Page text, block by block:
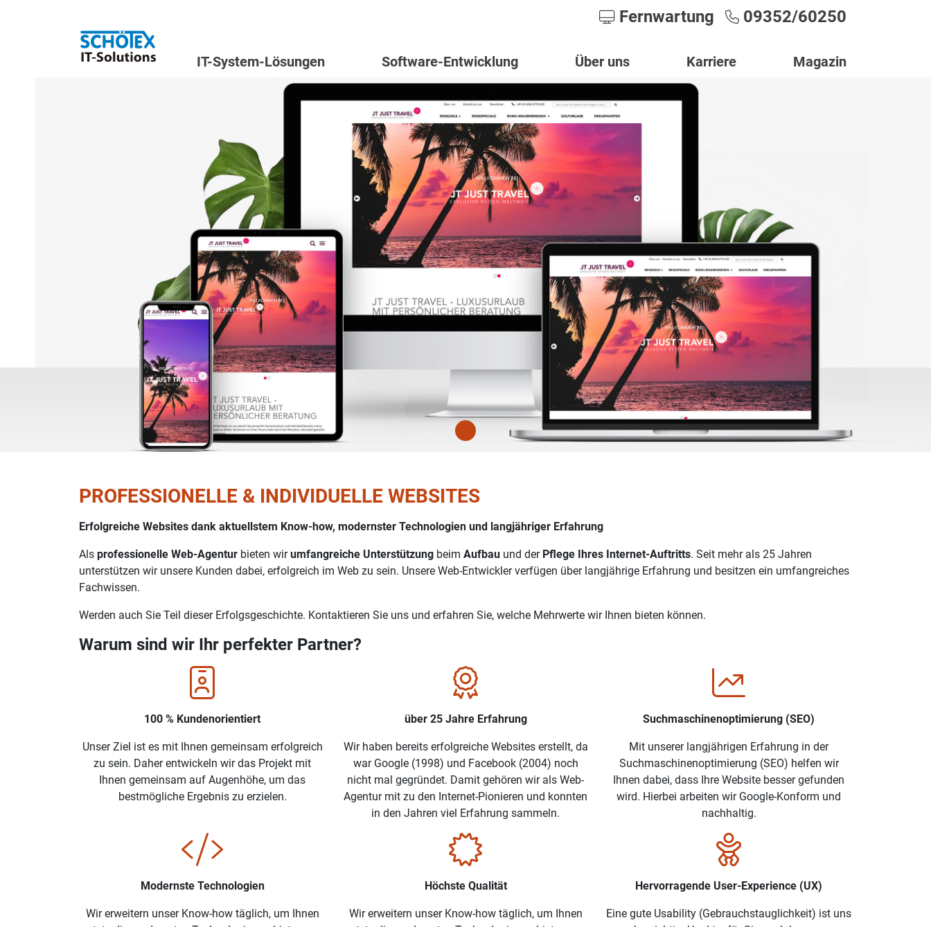
Fernwartung 09352/60250
IT-System-Lösungen Software-Entwicklung Über uns Karriere Magazin
PROFESSIONELLE & INDIVIDUELLE WEBSITES
Erfolgreiche Websites dank aktuellstem Know-how, modernster Technologien und langjähriger Erfahrung
Als professionelle Web-Agentur bieten wirumfangreiche Unterstützung beim Aufbau und der Pflege Ihres Internet-Auftritts. Seit mehr als 25 Jahren
unterstützen wir unsere Kunden dabei, erfolgreich im Web zu sein. Unsere Web-Entwickler verfügen über langjährige Erfahrung und besitzen ein umfangreiches
Fachwissen.
Werden auch Sie Teil dieser Erfolgsgeschichte. Kontaktieren Sie uns und erfahren Sie, welche Mehrwerte wir Ihnen bieten können.
Warum sind wir Ihr perfekter Partner?
100 % Kundenorientiert
Unser Ziel ist es mit Ihnen gemeinsam erfolgreich
zu sein. Daher entwickeln wir das Projekt mit
Ihnen gemeinsam auf Augenhöhe, um das
bestmögliche Ergebnis zu erzielen.
über 25 Jahre Erfahrung
Wir haben bereits erfolgreiche Websites erstellt, da
war Google (1998) und Facebook (2004) noch
nicht mal gegründet. Damit gehören wir als Web-
Agentur mit zu den Internet-Pionieren und konnten
in den Jahren viel Erfahrung sammeln.
Suchmaschinenoptimierung (SEO)
Mit unserer langjährigen Erfahrung in der
Suchmaschinenoptimierung (SEO) helfen wir
Ihnen dabei, dass Ihre Website besser gefunden
wird. Hierbei arbeiten wir Google-Konform und
nachhaltig.
Modernste Technologien
Wir erweitern unser Know-how täglich, um Ihnen
Höchste Qualität
Wir erweitern unser Know-how täglich, um Ihnen
Hervorragende User-Experience (UX)
Eine gute Usability (Gebrauchstauglichkeit) ist uns